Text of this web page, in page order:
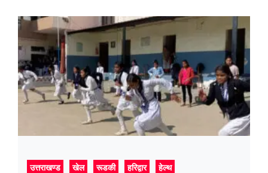
उत्तराखण्ड खेल रूडकी हरिद्वार हेल्थ